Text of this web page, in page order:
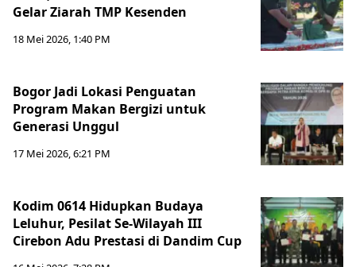
Gelar Ziarah TMP Kesenden
18 Mei 2026, 1:40 PM
Bogor Jadi Lokasi Penguatan
Program Makan Bergizi untuk
Generasi Unggul
17 Mei 2026, 6:21 PM
Kodim 0614 Hidupkan Budaya
Leluhur, Pesilat Se-Wilayah III
Cirebon Adu Prestasi di Dandim Cup